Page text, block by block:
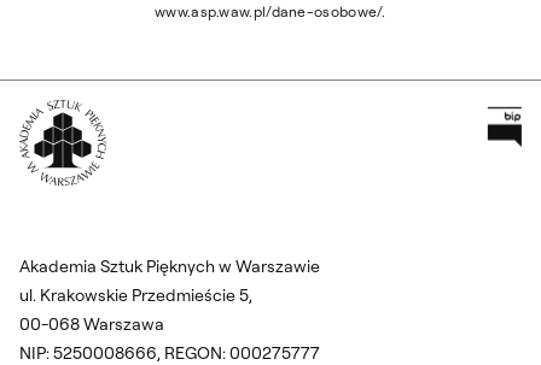
www.asp.waw.pl/dane-osobowe/.
Akademia Sztuk Pięknych w Warszawie
ul. Krakowskie Przedmieście 5,
00-068 Warszawa
NIP: 5250008666, REGON: 000275777